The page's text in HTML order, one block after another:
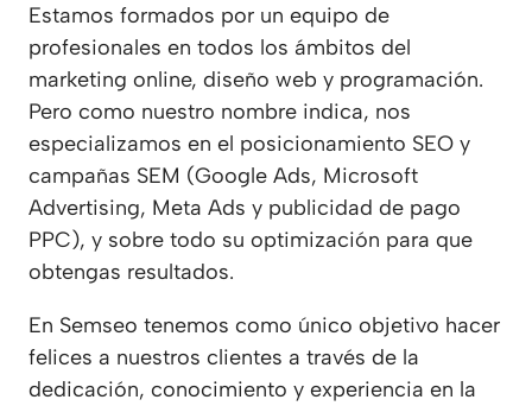
Estamos formados por un equipo de
profesionales en todos los ámbitos del
marketing online, diseño web y programación.
Pero como nuestro nombre indica, nos
especializamos en el posicionamiento SEO y
campañas SEM (Google Ads, Microsoft
Advertising, Meta Ads y publicidad de pago
PPC), y sobre todo su optimización para que
obtengas resultados.
En Semseo tenemos como único objetivo hacer
felices a nuestros clientes a través de la
dedicación, conocimiento y experiencia en la